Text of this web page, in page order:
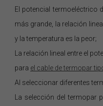
El potencial termoeléctrico
más grande, la relación
y la temperatura es la peor;
La relación lineal entre el
para el cable de termopar
Al seleccionar diferentes
La selección del termopar